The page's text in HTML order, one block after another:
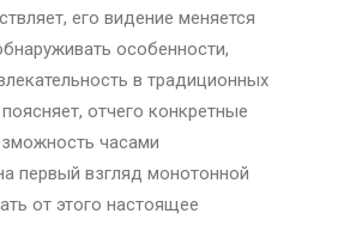
его видение меняется
особенности,
в традиционных
отчего конкретные
часами
первый взгляд монотонной
от этого настоящее